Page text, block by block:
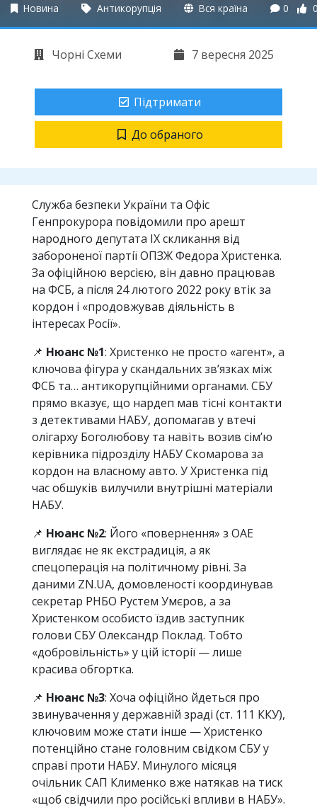
Новина Антикорупція Вся країна 0
Чорні Схеми 7 вересня 2025
Підтримати
До обраного
Служба безпеки України та Офіс
Генпрокурора повідомили про арешт
народного депутата IX скликання від
забороненої партії ОПЗЖ Федора Христенка.
За офіційною версією, він давно працював
на ФСБ, а після 24 лютого 2022 року втік за
кордон і «продовжував діяльність в
інтересах Росії».
📌 Нюанс №1: Христенко не просто «агент», а
ключова фігура у скандальних зв’язках між
ФСБ та… антикорупційними органами. СБУ
прямо вказує, що нардеп мав тісні контакти
з детективами НАБУ, допомагав у втечі
олігарху Боголюбову та навіть возив сім’ю
керівника підрозділу НАБУ Скомарова за
кордон на власному авто. У Христенка під
час обшуків вилучили внутрішні матеріали
НАБУ.
📌 Нюанс №2: Його «повернення» з ОАЕ
виглядає не як екстрадиція, а як
спецоперація на політичному рівні. За
даними ZN.UA, домовленості координував
секретар РНБО Рустем Умєров, а за
Христенком особисто їздив заступник
голови СБУ Олександр Поклад. Тобто
«добровільність» у цій історії — лише
красива обгортка.
📌 Нюанс №3: Хоча офіційно йдеться про
звинувачення у державній зраді (ст. 111 ККУ),
ключовим може стати інше — Христенко
потенційно стане головним свідком СБУ у
справі проти НАБУ. Минулого місяця
очільник САП Клименко вже натякав на тиск
«щоб свідчили про російські впливи в НАБУ».